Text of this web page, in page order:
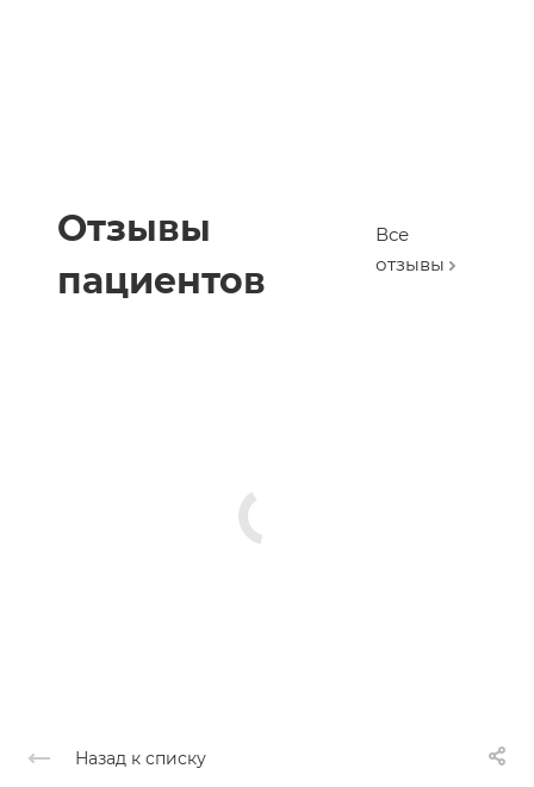
Отзывы
пациентов
Все
отзывы
Назад к списку